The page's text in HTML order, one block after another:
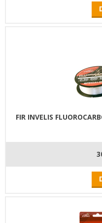
FIR INVELIS